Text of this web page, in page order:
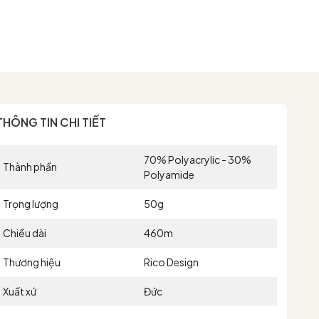
TIN CHI TIẾT
Thành phần
70% Polyacrylic - 30%
Polyamide
Trọng lượng 50g
Chiều dài 460m
Thương hiệu Rico Design
Xuất xứ Đức